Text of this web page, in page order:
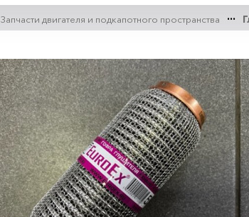
Запчасти двигателя и подкапотного пространства